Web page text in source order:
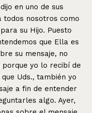
en uno de sus
todos nosotros como
su Hijo. Puesto
que Ella es
su mensaje, no
yo lo recibí de
Uds., también yo
a fin de entender
algo. Ayer,